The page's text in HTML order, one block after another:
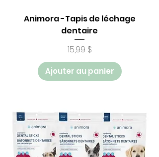
Animora -Tapis de léchage
dentaire
Prix
15,99 $
Ajouter au panier